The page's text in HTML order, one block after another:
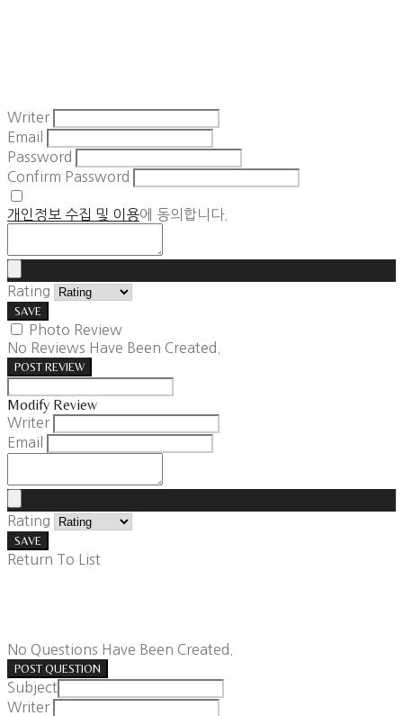
Writer
Email
Password
Confirm Password
개인정보 수집 및 이용에 동의합니다.
Rating
SAVE
Photo Review
No Reviews Have Been Created.
POST REVIEW
Modify Review
Writer
Email
Rating
SAVE
Return To List
No Questions Have Been Created.
POST QUESTION
Subject
Writer